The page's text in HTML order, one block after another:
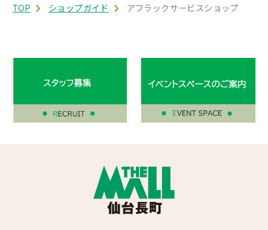
TOP ショップガイド アフラックサービスショップ